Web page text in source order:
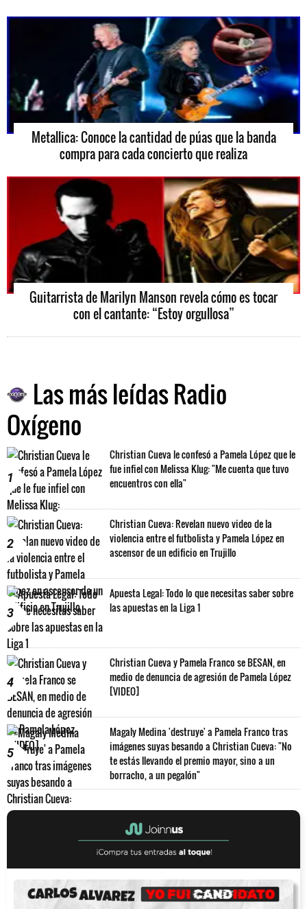
Metallica: Conoce la cantidad de púas que la banda
compra para cada concierto que realiza
Guitarrista de Marilyn Manson revela cómo es tocar
con el cantante: “Estoy orgullosa”
Las más leídas Radio
Oxígeno
1
Christian Cueva le confesó a Pamela López que le
fue infiel con Melissa Klug: "Me cuenta que tuvo
encuentros con ella"
2
Christian Cueva: Revelan nuevo video de la
violencia entre el futbolista y Pamela López en
ascensor de un edificio en Trujillo
3
Apuesta Legal: Todo lo que necesitas saber sobre
las apuestas en la Liga 1
4
Christian Cueva y Pamela Franco se BESAN, en
medio de denuncia de agresión de Pamela López
[VIDEO]
5
Magaly Medina 'destruye' a Pamela Franco tras
imágenes suyas besando a Christian Cueva: "No
te estás llevando el premio mayor, sino a un
borracho, a un pegalón"